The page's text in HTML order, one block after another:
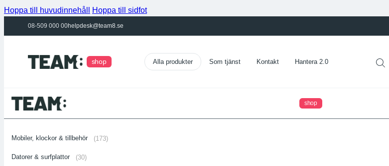
Hoppa till huvudinnehåll Hoppa till sidfot
08-509 000 00helpdesk@team8.se
shop Som tjänst Kontakt Hantera 2.0
shop
Mobiler, klockor & tillbehör (173)
Datorer & surfplattor (30)